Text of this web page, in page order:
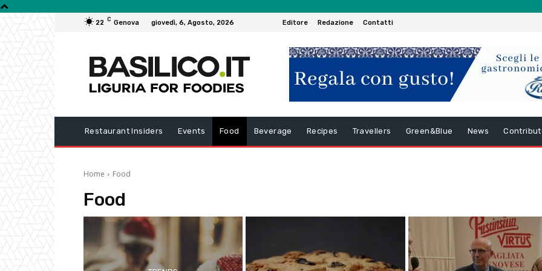
22 C Genova giovedì, 6, Agosto, 2026 Editore Redazione Contatti
Restaurant Insiders Events Food Beverage Recipes Travellers Green&Blue News
Home Food
Food